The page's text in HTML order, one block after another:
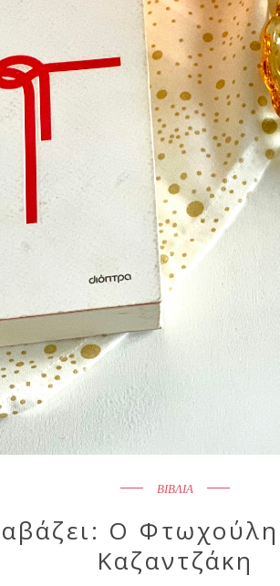
ΒΙΒΛΙΑ
O
Καζαντζάκη